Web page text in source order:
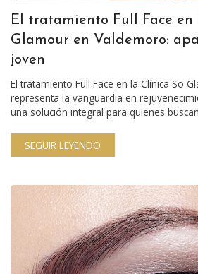
El tratamiento Full Face en
Glamour en Valdemoro:
joven
El tratamiento Full Face en la Clínica So
representa la vanguardia en
una solución integral para quienes
SEGUIR LEYENDO